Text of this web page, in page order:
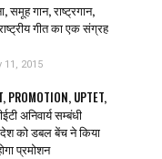
समूह गान, राष्ट्रगान,
गीत का एक संग्रह
11, 2015
PROMOTION, UPTET,
अनिवार्य सम्बंधी
को डबल बेंच ने किया
प्रमोशन